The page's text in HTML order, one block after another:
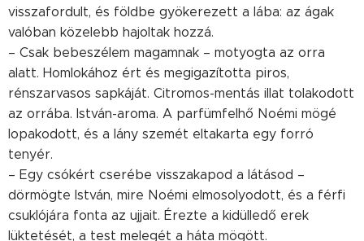
visszafordult, és földbe gyökerezett a lába: az ágak
valóban közelebb hajoltak hozzá.
– Csak bebeszélem magamnak – motyogta az orra
alatt. Homlokához ért és megigazította piros,
rénszarvasos sapkáját. Citromos-mentás illat tolakodott
az orrába. István-aroma. A parfümfelhő Noémi mögé
lopakodott, és a lány szemét eltakarta egy forró
tenyér.
– Egy csókért cserébe visszakapod a látásod –
dörmögte István, mire Noémi elmosolyodott, és a férfi
csuklójára fonta az ujjait. Érezte a kidülledő erek
lüktetését, a test melegét a háta mögött.